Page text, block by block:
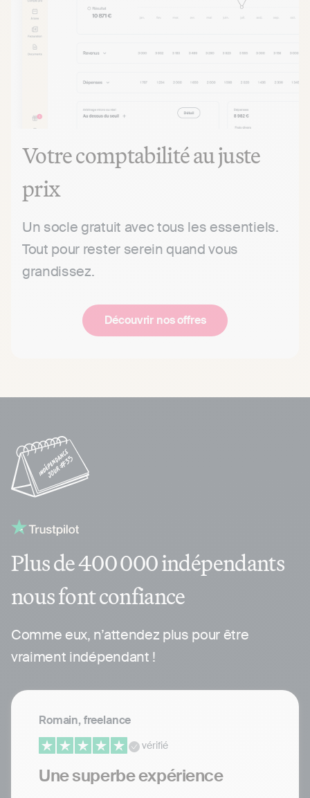
Votre comptabilitéau juste
prix
Un socle gratuit avec tous les essentiels.
Tout pour rester serein quand vous
grandissez.
Découvrir nos offres
Plus de 400 000 indépendants
nous font confiance
Comme eux, n’attendez plus pour être
vraiment indépendant !
Romain, freelance
vérifié
Une superbe expérience